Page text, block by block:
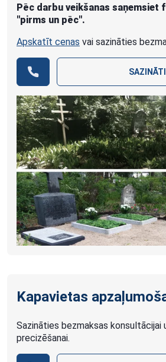
Pēc darbu veikšanas saņemsiet
"pirms un pēc".
Apskatīt cenas vai sazināties
Kapavietas
Sazināties bezmaksas konsultācijai
precizēšanai.